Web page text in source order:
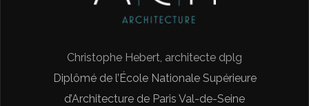
Christophe Hebert, architecte dplg
Diplômé de l’École Nationale Supérieure
d’Architecture de Paris Val-de-Seine